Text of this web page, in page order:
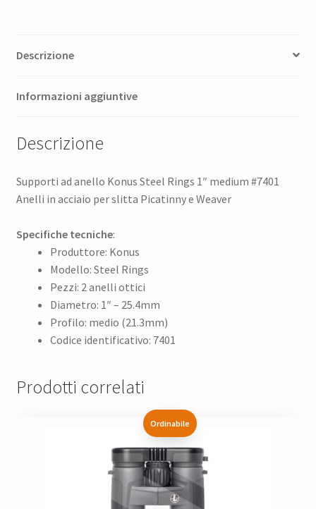
Descrizione
Informazioni aggiuntive
Descrizione
Supporti ad anello Konus Steel Rings 1″ medium #7401
Anelli in acciaio per slitta Picatinny e Weaver
Specifiche tecniche:
Produttore: Konus
Modello: Steel Rings
Pezzi: 2 anelli ottici
Diametro: 1″ – 25.4mm
Profilo: medio (21.3mm)
Codice identificativo: 7401
Prodotti correlati
Ordinabile